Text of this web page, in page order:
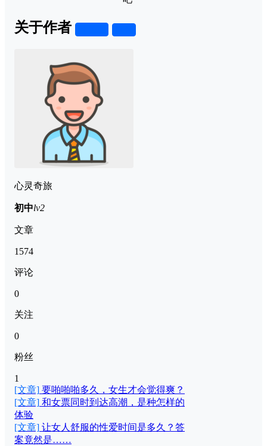
关于作者
心灵奇旅
初中lv2
文章
1574
评论
0
关注
0
粉丝
1
[文章] 要啪啪啪多久，女生才会觉得爽？
[文章] 和女票同时到达高潮，是种怎样的
体验
[文章] 让女人舒服的性爱时间是多久？答
案竟然是……